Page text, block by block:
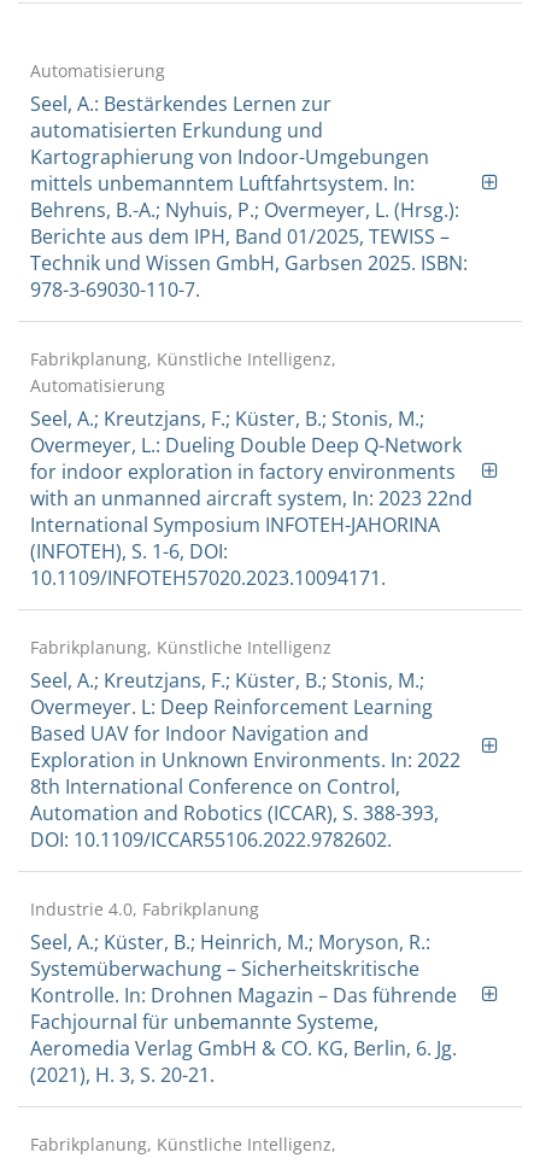
Automatisierung
Seel, A.: Bestärkendes Lernen zur
automatisierten Erkundung und
Kartographierung von Indoor-Umgebungen
mittels unbemanntem Luftfahrtsystem. In:
Behrens, B.-A.; Nyhuis, P.; Overmeyer, L. (Hrsg.):
Berichte aus dem IPH, Band 01/2025, TEWISS –
Technik und Wissen GmbH, Garbsen 2025. ISBN:
978-3-69030-110-7.
Fabrikplanung, Künstliche Intelligenz,
Automatisierung
Seel, A.; Kreutzjans, F.; Küster, B.; Stonis, M.;
Overmeyer, L.: Dueling Double Deep Q-Network
for indoor exploration in factory environments
with an unmanned aircraft system, In: 2023 22nd
International Symposium INFOTEH-JAHORINA
(INFOTEH), S. 1-6, DOI:
10.1109/INFOTEH57020.2023.10094171.
Fabrikplanung, Künstliche Intelligenz
Seel, A.; Kreutzjans, F.; Küster, B.; Stonis, M.;
Overmeyer. L: Deep Reinforcement Learning
Based UAV for Indoor Navigation and
Exploration in Unknown Environments. In: 2022
8th International Conference on Control,
Automation and Robotics (ICCAR), S. 388-393,
DOI: 10.1109/ICCAR55106.2022.9782602.
Industrie 4.0, Fabrikplanung
Seel, A.; Küster, B.; Heinrich, M.; Moryson, R.:
Systemüberwachung – Sicherheitskritische
Kontrolle. In: Drohnen Magazin – Das führende
Fachjournal für unbemannte Systeme,
Aeromedia Verlag GmbH & CO. KG, Berlin, 6. Jg.
(2021), H. 3, S. 20-21.
Fabrikplanung, Künstliche Intelligenz,